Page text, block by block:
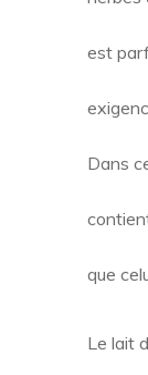
est
Dans
que
Le lait